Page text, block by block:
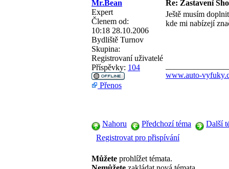
Mr.Bean
Re: Zastavení
Expert
Členem od:
10:18 28.10.2006
Bydliště Turnov
Skupina:
Registrovaní uživatelé
Příspěvky: 104
Ještě musím
kde mi nabízejí
www.auto-
Přenos
Nahoru Předchozí téma
Další
Registrovat pro přispívání
Můžete prohlížet témata.